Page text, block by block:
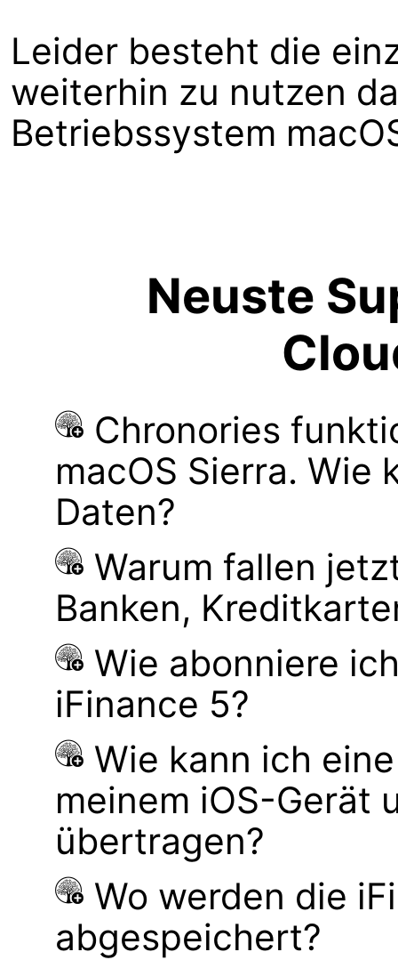
Leider besteht die
weiterhin zu nutzen
Betriebssystem
Neuste
Chronories
macOS Sierra. Wie
Daten?
Warum fallen
Banken,
Wie abonniere
iFinance 5?
Wie kann ich
meinem iOS-Gerät
übertragen?
Wo werden die
abgespeichert?